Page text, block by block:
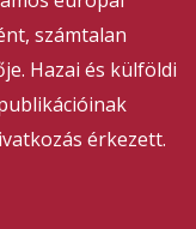
számtalan
Hazai és külföldi
érkezett.